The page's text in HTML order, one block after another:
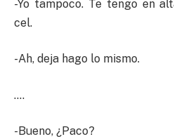
-Yo tampoco. Te tengo en
cel.
-Ah, deja hago lo mismo.
….
-Bueno, ¿Paco?